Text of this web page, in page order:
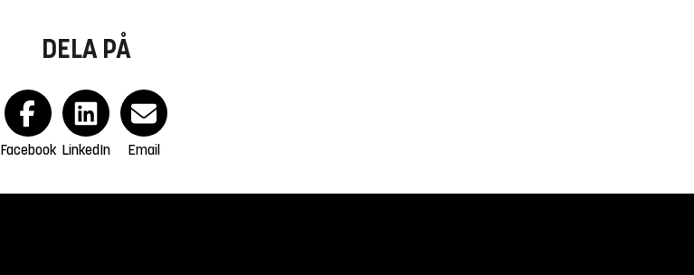
DELA PÅ
Facebook LinkedIn Email